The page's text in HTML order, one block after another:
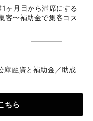
ヶ月目から満席にする
客〜補助金で集客コス
庫融資と補助金／助成
ちら